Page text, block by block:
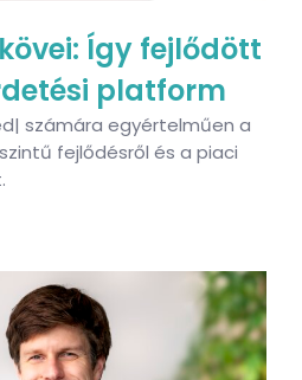
Így fejlődött
platform
számára egyértelműen a
fejlődésről és a piaci